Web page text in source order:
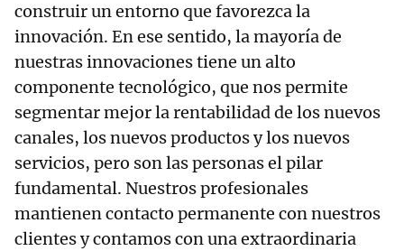
construir un entorno que favorezca la
innovación. En ese sentido, la mayoría de
nuestras innovaciones tiene un alto
componente tecnológico, que nos permite
segmentar mejor la rentabilidad de los nuevos
canales, los nuevos productos y los nuevos
servicios, pero son las personas el pilar
fundamental. Nuestros profesionales
mantienen contacto permanente con nuestros
clientes y contamos con una extraordinaria